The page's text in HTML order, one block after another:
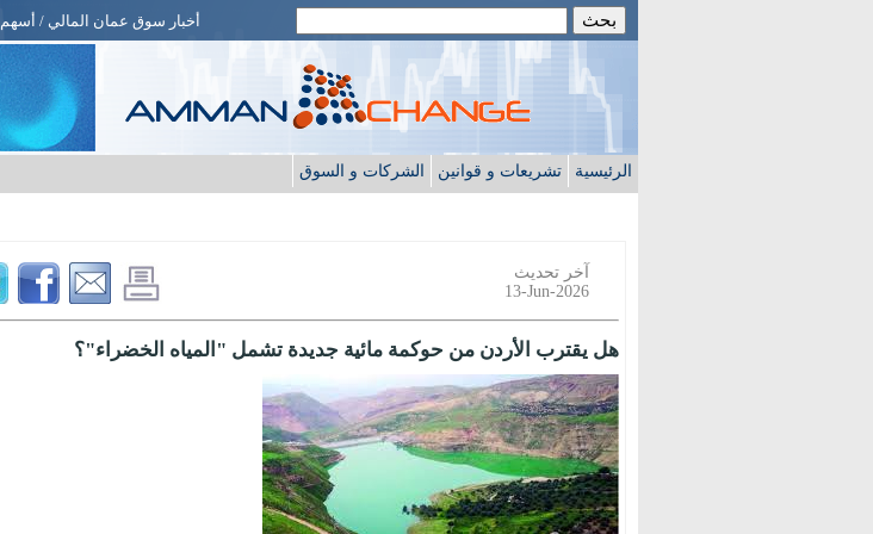
أخبار سوق عمان المالي / أسهم
الرئيسية تشريعات و قوانين الشركات و السوق
آخر تحديث
13-Jun-2026
هل يقترب الأردن من حوكمة مائية جديدة تشمل "المياه الخضراء"؟